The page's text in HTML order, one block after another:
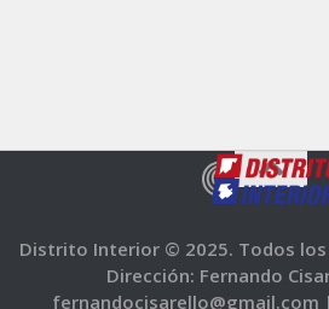
Distrito Interior © 2025. Todos los
Dirección: Fernando
fernandocisarello@gmail.com |